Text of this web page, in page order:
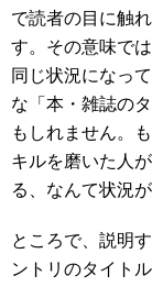
で読者の目に触
す。その意味で
同じ状況になっ
な「本・雑誌の
もしれません。
キルを磨いた人
る、なんて状況
ところで、説明
ントリのタイト